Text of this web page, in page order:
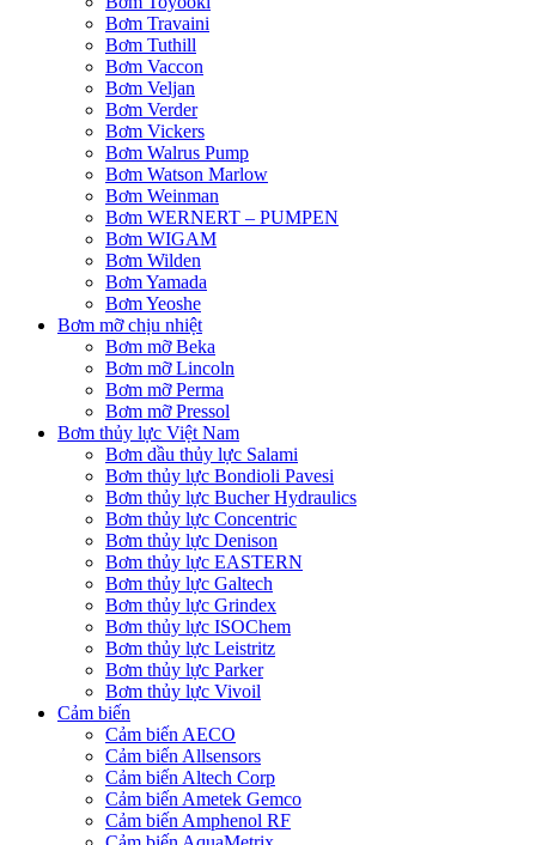
Bơm Travaini
Bơm Tuthill
Bơm Vaccon
Bơm Veljan
Bơm Verder
Bơm Vickers
Bơm Walrus Pump
Bơm Watson Marlow
Bơm Weinman
Bơm WERNERT – PUMPEN
Bơm WIGAM
Bơm Wilden
Bơm Yamada
Bơm Yeoshe
Bơm mỡ chịu nhiệt
Bơm mỡ Beka
Bơm mỡ Lincoln
Bơm mỡ Perma
Bơm mỡ Pressol
Bơm thủy lực Việt Nam
Bơm dầu thủy lực Salami
Bơm thủy lực Bondioli Pavesi
Bơm thủy lực Bucher Hydraulics
Bơm thủy lực Concentric
Bơm thủy lực Denison
Bơm thủy lực EASTERN
Bơm thủy lực Galtech
Bơm thủy lực Grindex
Bơm thủy lực ISOChem
Bơm thủy lực Leistritz
Bơm thủy lực Parker
Bơm thủy lực Vivoil
Cảm biến
Cảm biến AECO
Cảm biến Allsensors
Cảm biến Altech Corp
Cảm biến Ametek Gemco
Cảm biến Amphenol RF